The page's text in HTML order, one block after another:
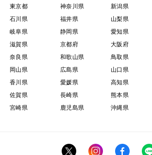
東京都
神奈川県 新潟県
石川県
福井県 山梨県
岐阜県
静岡県 愛知県
滋賀県
京都府 大阪府
奈良県
和歌山県 鳥取県
岡山県
広島県 山口県
香川県
愛媛県 高知県
佐賀県
長崎県 熊本県
宮崎県
鹿児島県 沖縄県